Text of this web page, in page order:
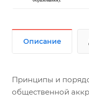
Описание
Принципы и
общественной